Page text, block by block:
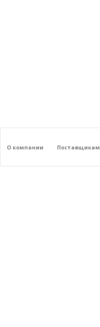
О компании Поставщикам